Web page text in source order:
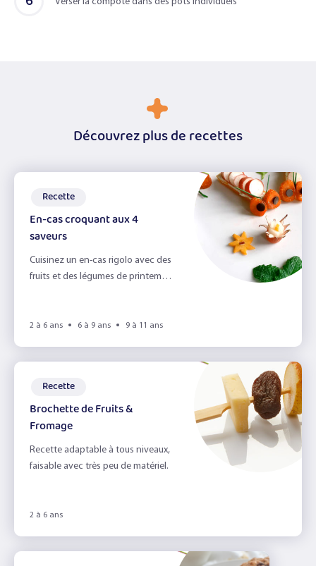
Découvrez plus de recettes
Recette
En-cas croquant aux 4
saveurs
Cuisinez un en-cas rigolo avec des
fruits et des légumes de printemps.
2 à 6 ans 6 à 9 ans 9 à 11 ans
Recette
Brochette de Fruits &
Fromage
Recette adaptable à tous niveaux,
faisable avec très peu de matériel.
2 à 6 ans